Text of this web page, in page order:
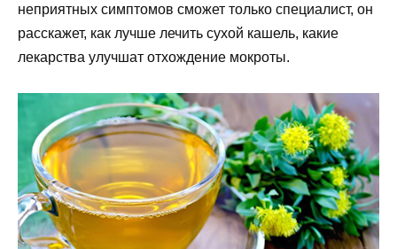
неприятных симптомов сможет только специалист, он
расскажет, как лучше лечить сухой кашель, какие
лекарства улучшат отхождение мокроты.